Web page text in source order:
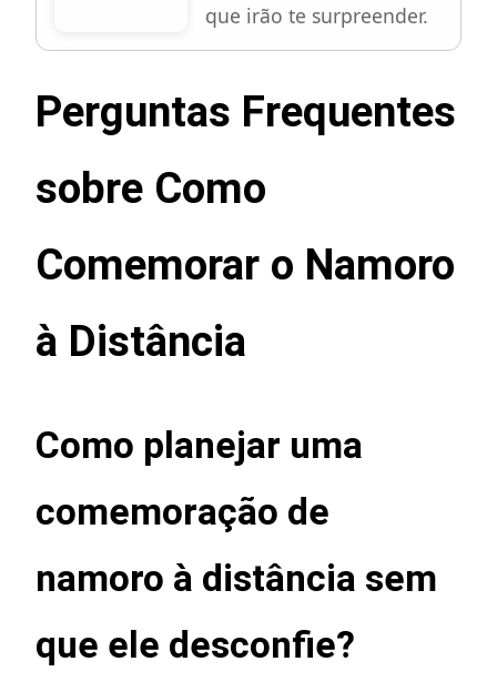
que irão te surpreender.
Perguntas Frequentes
sobre Como
Comemorar o Namoro
à Distância
Como planejar uma
comemoração de
namoro à distância sem
que ele desconfie?